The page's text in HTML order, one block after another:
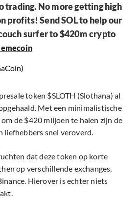
trading. No more getting high
profits! Send SOL to help our
surfer to $420m crypto
token $SLOTH (Slothana) al
Met een minimalistische
de $420 miljoen te halen zijn de
liefhebbers snel veroverd.
dat deze token op korte
op verschillende exchanges,
Hierover is echter niets